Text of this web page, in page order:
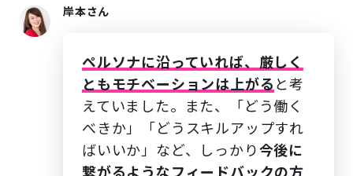
岸本さん
ペルソナに沿っていれば、 厳しく
ともモチベーションは上がる と考
えていました。また、「どう働く
べきか」「どうスキルアップすれ
ばいいか」など、しっかり今後に